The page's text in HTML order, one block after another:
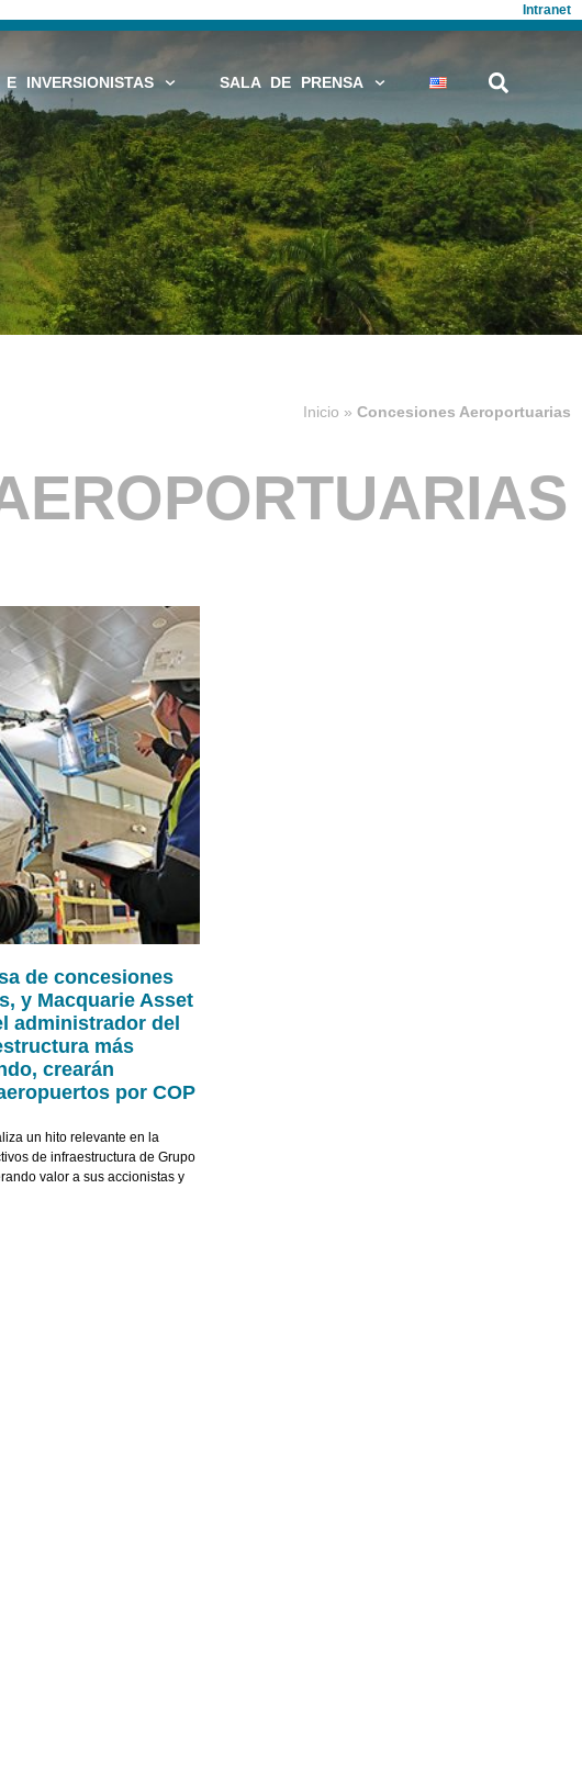
Intranet
INVERSIONISTAS SALA DE PRENSA
Inicio » Concesiones Aeroportuarias
de concesiones
y Macquarie Asset
administrador del
más
crearán
por COP
un hito relevante en la
de infraestructura de Grupo
valor a sus accionistas y